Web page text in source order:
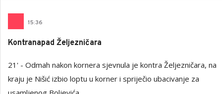
15:36
Kontranapad Željezničara
21' - Odmah nakon kornera sjevnula je kontra Željezničara, na
kraju je Nišić izbio loptu u korner i spriječio ubacivanje za